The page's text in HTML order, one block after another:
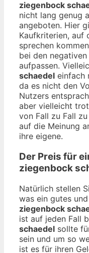
ziegenbock
nicht lang genug
angeboten. Hier
Kaufkriterien, auf
sprechen
bei den
aufpassen.
schaedel einfach
da es nicht den
Nutzers
aber vielleicht
von Fall zu Fall
auf die Meinung
ihre eigene.
Der Preis für
ziegenbock
Natürlich stellen
was ein gutes
ziegenbock
ist auf jeden Fall
schaedel sollte
sein und um so
ist es für ihren